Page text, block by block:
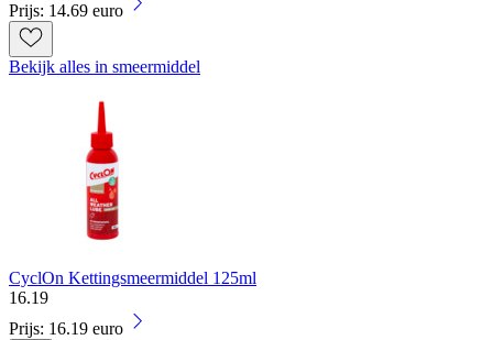
Prijs: 14.69 euro
Bekijk alles in smeermiddel
CyclOn Kettingsmeermiddel 125ml
16.19
Prijs: 16.19 euro